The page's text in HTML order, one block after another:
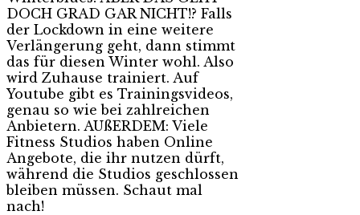
DOCH GRAD GAR NICHT!? Falls
der Lockdown in eine weitere
Verlängerung geht, dann stimmt
das für diesen Winter wohl. Also
wird Zuhause trainiert. Auf
Youtube gibt es Trainingsvideos,
genau so wie bei zahlreichen
Anbietern. AUßERDEM: Viele
Fitness Studios haben Online
Angebote, die ihr nutzen dürft,
während die Studios geschlossen
bleiben müssen. Schaut mal
nach!